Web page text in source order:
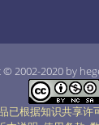
2002-2020 by
已根据知识共享许